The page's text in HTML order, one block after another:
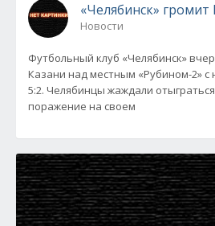
«Челябинск»
Новости
Футбольный клуб «Челябинск»
Казани над местным «Рубином-2»
5:2. Челябинцы жаждали
поражение на своем